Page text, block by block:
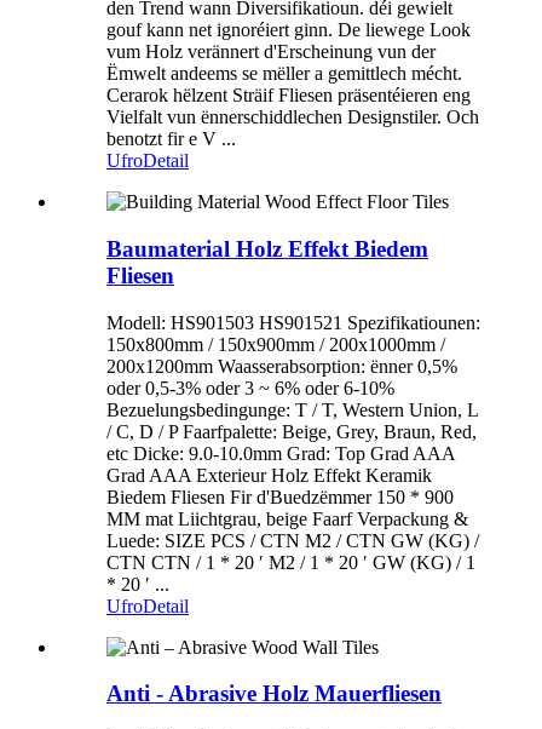
den Trend wann Diversifikatioun. déi gewielt
gouf kann net ignoréiert ginn. De liewege Look
vum Holz verännert d'Erscheinung vun der
Ëmwelt andeems se mëller a gemittlech mécht.
Cerarok hëlzent Sträif Fliesen präsentéieren eng
Vielfalt vun ënnerschiddlechen Designstiler. Och
benotzt fir e V ...
UfroDetail
Baumaterial Holz Effekt Biedem
Fliesen
Modell: HS901503 HS901521 Spezifikatiounen:
150x800mm / 150x900mm / 200x1000mm /
200x1200mm Waasserabsorption: ënner 0,5%
oder 0,5-3% oder 3 ~ 6% oder 6-10%
Bezuelungsbedingunge: T / T, Western Union, L
/ C, D / P Faarfpalette: Beige, Grey, Braun, Red,
etc Dicke: 9.0-10.0mm Grad: Top Grad AAA
Grad AAA Exterieur Holz Effekt Keramik
Biedem Fliesen Fir d'Buedzëmmer 150 * 900
MM mat Liichtgrau, beige Faarf Verpackung &
Luede: SIZE PCS / CTN M2 / CTN GW (KG) /
CTN CTN / 1 * 20 ′ M2 / 1 * 20 ′ GW (KG) / 1
* 20 ′ ...
UfroDetail
Anti - Abrasive Holz Mauerfliesen